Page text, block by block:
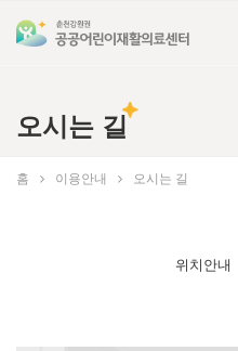
오시는 길
홈 이용안내 오시는 길
위치안내